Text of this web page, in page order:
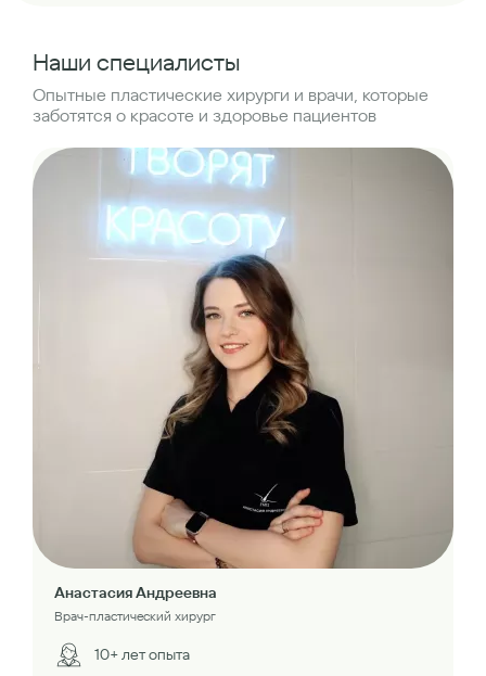
Наши специалисты
Опытные пластические хирурги и врачи, которые
заботятся о красоте и здоровье пациентов
Анастасия Андреевна
Врач-пластический хирург
10+ лет опыта